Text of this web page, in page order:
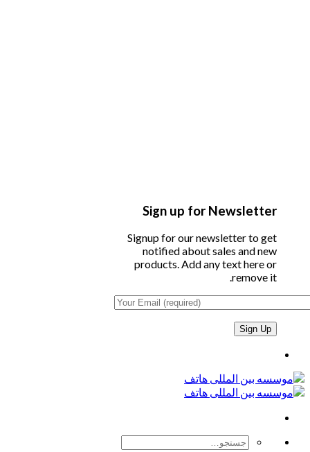
Sign up for Newsletter
Signup for our newsletter to get
notified about sales and new
products. Add any text here or
remove it.
جستجو